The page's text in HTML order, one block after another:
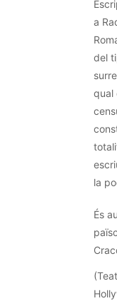
a
del
qual
la
És